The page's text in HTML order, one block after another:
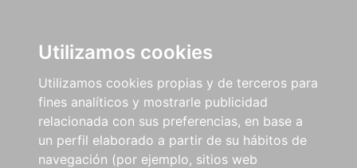
Utilizamos cookies
Utilizamos cookies propias y de terceros para
fines analíticos y mostrarle publicidad
relacionada con sus preferencias, en base a
un perfil elaborado a partir de su hábitos de
navegación (por ejemplo, sitios web